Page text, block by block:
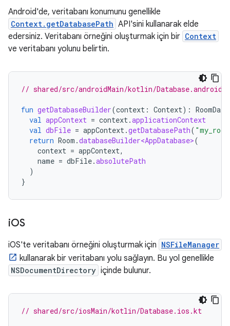
Android'de, veritabanı konumunu genellikle
Context.getDatabasePath API'sini kullanarak elde
edersiniz. Veritabanı örneğini oluşturmak için bir Context
ve veritabanı yolunu belirtin.
// shared/src/androidMain/kotlin/
fun getDatabaseBuilder(context : Context):
val appContext = context.applicationContext
val dbFile = appContext.getDatabasePath(
return Room .databaseBuilder<AppDatabase>(
context = appContext,
name = dbFile.absolutePath
)
}
iOS
iOS'te veritabanı örneğini oluşturmak için NSFileManager
kullanarak bir veritabanı yolu sağlayın. Bu yol genellikle
NSDocumentDirectory içinde bulunur.
// shared/src/iosMain/kotlin/Database.ios.kt